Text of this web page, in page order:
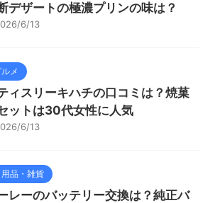
デザートの極濃プリンの味は？
6/13
メ
ィスリーキハチの口コミは？焼菓
ットは30代女性に人気
6/13
用品・雑貨
レーのバッテリー交換は？純正バ